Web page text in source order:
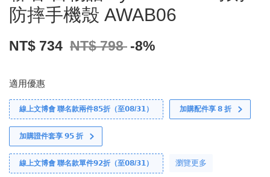
防摔手機殼 AWAB06
NT$ 734 NT$ 798 -8%
適用優惠
線上文博會 聯名款兩件𝟴𝟱折（至𝟬𝟴/𝟯𝟭） 加購配件享 𝟴 折
加購證件套享 𝟵𝟱 折
線上文博會 聯名款單件𝟵𝟮折（至𝟬𝟴/𝟯𝟭） 瀏覽更多